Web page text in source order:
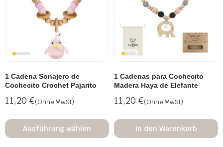
1 Cadena Sonajero de
Cochecito Crochet Pajarito
11,20 €(Ohne MwSt)
Ausführung wählen
1 Cadenas para Cochecito
Madera Haya de Elefante
11,20 €(Ohne MwSt)
In den Warenkorb